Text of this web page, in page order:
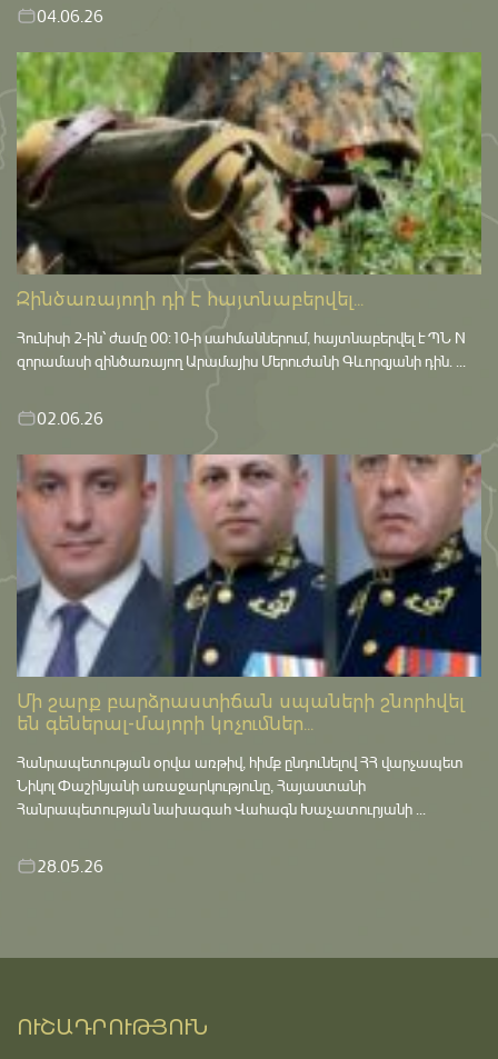
04.06.26
Զինծառայողի դի է հայտնաբերվել...
Հունիսի 2-ին՝ ժամը 00:10-ի սահմաններում, հայտնաբերվել է ՊՆ N
զորամասի զինծառայող Արամայիս Մերուժանի Գևորգյանի դին. ...
02.06.26
Մի շարք բարձրաստիճան սպաների շնորհվել
են գեներալ-մայորի կոչումներ...
Հանրապետության օրվա առթիվ, հիմք ընդունելով ՀՀ վարչապետ
Նիկոլ Փաշինյանի առաջարկությունը, Հայաստանի
Հանրապետության նախագահ Վահագն Խաչատուրյանի ...
28.05.26
ՈՒՇԱԴՐՈՒԹՅՈՒՆ